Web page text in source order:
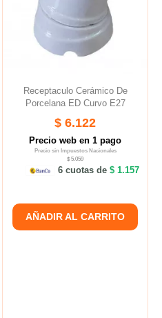
Receptaculo Cerámico De
Porcelana ED Curvo E27
$ 6.122
Precio web en 1 pago
Precio sin Impuestos Nacionales
$ 5.059
6 cuotas de$ 1.157
AÑADIR AL CARRITO